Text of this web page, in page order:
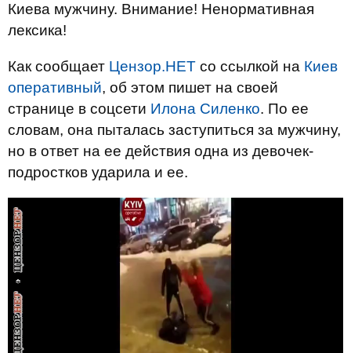
Киева мужчину. Внимание! Ненормативная
лексика!
Как сообщает Цензор.НЕТ со ссылкой на Киев
оперативный, об этом пишет на своей
странице в соцсети Илона Силенко. По ее
словам, она пыталась заступиться за мужчину,
но в ответ на ее действия одна из девочек-
подростков ударила и ее.